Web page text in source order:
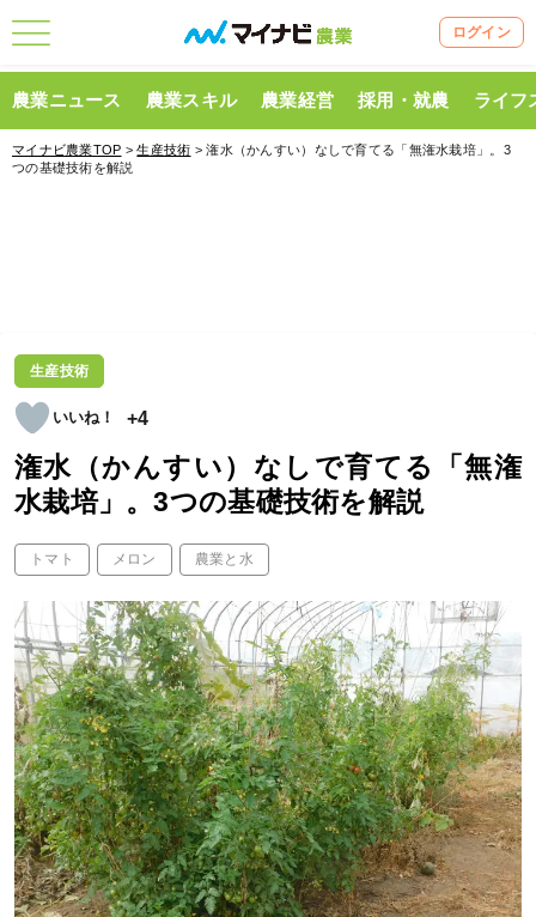
ログイン
農業ニュース 農業スキル 農業経営 採用・就農 ライフ
マイナビ農業TOP >生産技術 > 潅水（かんすい）なしで育てる「無潅水栽培」。3
つの基礎技術を解説
生産技術
+4
潅水（かんすい）なしで育てる「無潅
水栽培」。3つの基礎技術を解説
トマト メロン 農業と水